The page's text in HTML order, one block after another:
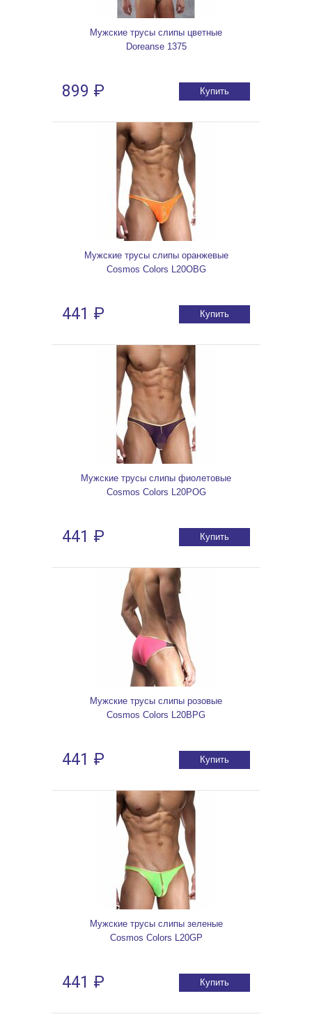
Мужские трусы слипы цветные
Doreanse 1375
899 ₽ Купить
Мужские трусы слипы оранжевые
Cosmos Colors L20OBG
441 ₽ Купить
Мужские трусы слипы фиолетовые
Cosmos Colors L20POG
441 ₽ Купить
Мужские трусы слипы розовые
Cosmos Colors L20BPG
441 ₽ Купить
Мужские трусы слипы зеленые
Cosmos Colors L20GP
441 ₽ Купить